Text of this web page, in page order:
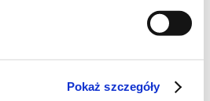
Pokaż szczegóły